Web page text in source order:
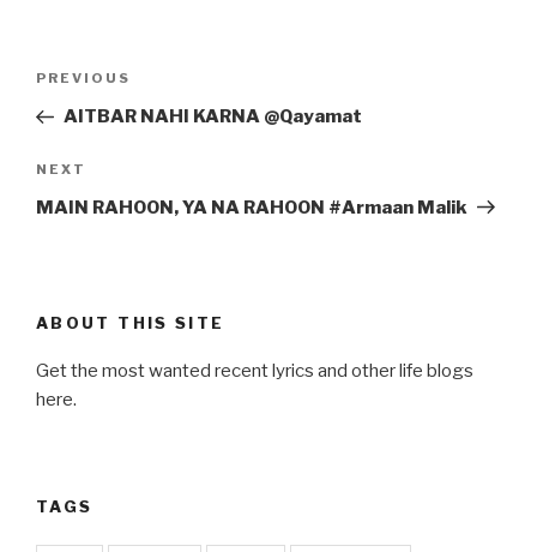
Previous
Post
PREVIOUS
AITBAR NAHI KARNA @Qayamat
Next
Post
NEXT
MAIN RAHOON, YA NA RAHOON #Armaan Malik
ABOUT THIS SITE
Get the most wanted recent lyrics and other life blogs
here.
TAGS